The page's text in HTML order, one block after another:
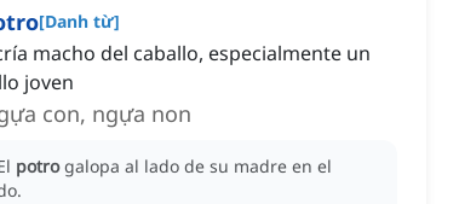
[Danh từ]
macho del caballo, especialmente un
joven
con, ngựa non
potro galopa al lado de su madre en el